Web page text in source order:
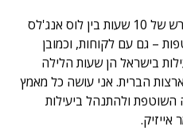
"בהיבט המקצועי-עסקי, יש הפרש של 10 שעות בין לוס אנג'לס
– גם עם לקוחות, וכמובן
בישראל הן שעות הלילה
הברית. אני עושה כל מאמץ
ולהתנהל ביעילות
אייזיק.